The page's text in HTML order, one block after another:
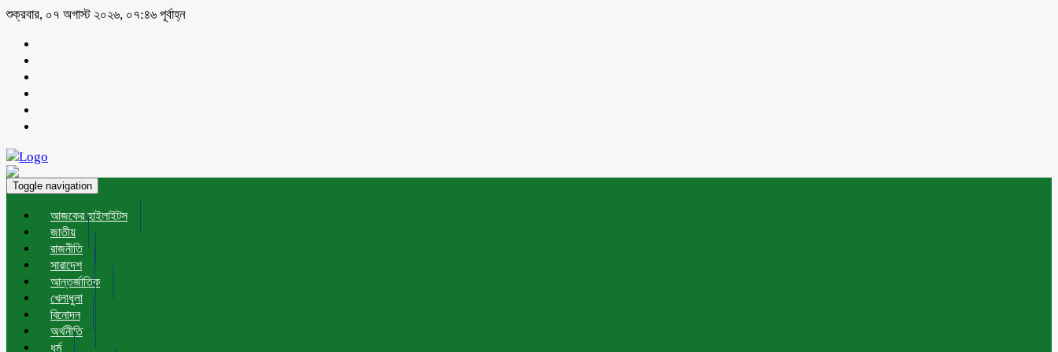
শুক্রবার, ০৭ অগাস্ট ২০২৬, ০৭:৪৬ পূর্বাহ্ন
Toggle navigation
আজকের হাইলাইটস
জাতীয়
রাজনীতি
সারাদেশ
আন্তর্জাতিক
খেলাধুলা
বিনোদন
অর্থনীতি
ধর্ম